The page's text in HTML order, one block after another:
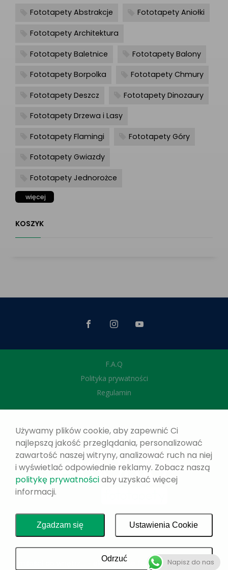
Fototapety Abstrakcje Fototapety Aniołki
Fototapety Architektura
Fototapety Baletnice Fototapety Balony
Fototapety Borpolka Fototapety Chmury
Fototapety Deszcz Fototapety Dinozaury
Fototapety Drzewa i Lasy
Fototapety Flamingi Fototapety Góry
Fototapety Gwiazdy
Fototapety Jednorożce
więcej
KOSZYK
F.A.Q
Polityka prywatności
Regulamin
z miłości do wnętrz... - ekologiczne fototapety na wymiar
Używamy plików cookie, aby zapewnić Ci
najlepszą jakość przeglądania, personalizować
zawartość naszej witryny, analizować ruch na niej
i wyświetlać odpowiednie reklamy. Zobacz naszą
politykę prywatnościaby uzyskać więcej
informacji.
Zgadzam się Ustawienia Cookie
Odrzuć Napisz do nas